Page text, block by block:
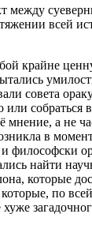
между
всей
крайне
совета
или собраться
мнение, а не
в
философски
найти
которые
по